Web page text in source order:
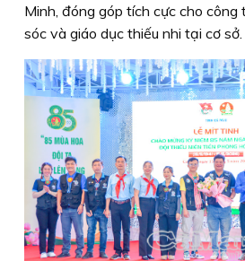
Minh, đóng góp tích cực cho công
sóc và giáo dục thiếu nhi tại cơ sở.